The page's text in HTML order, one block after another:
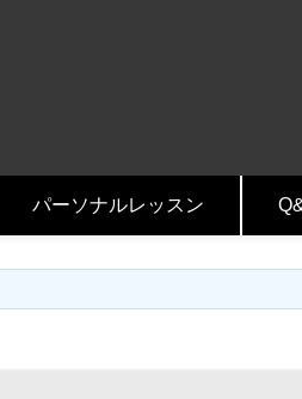
パーソナルレッスン